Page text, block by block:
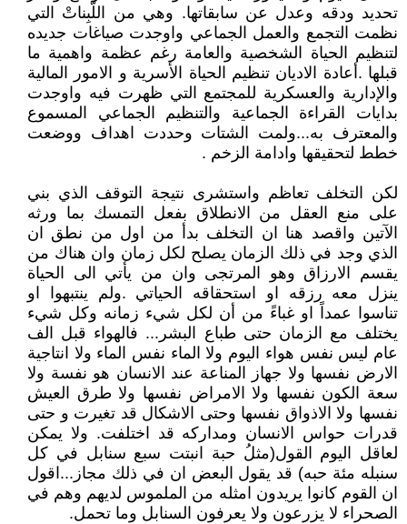
تحديد ودقه وعدل عن سابقاتها. وهي من اللّبِناتْ التي
نظمت التجمع والعمل الجماعي واوجدت صياغات جديده
لتنظيم الحياة الشخصية والعامة رغم عظمة واهمية ما
قبلها .أعادة الاديان تنظيم الحياة الأسرية و الامور المالية
والإدارية والعسكرية للمجتمع التي ظهرت فيه واوجدت
بدايات القراءة الجماعية والتنظيم الجماعي المسموع
والمعترف به...ولمت الشتات وحددت اهداف ووضعت
خطط لتحقيقها وادامة الزخم .
لكن التخلف تعاظم واستشرى نتيجة التوقف الذي بني
على منع العقل من الانطلاق بفعل التمسك بما ورثه
الآتين واقصد هنا ان التخلف بدأ من اول من نطق ان
الذي وجد في ذلك الزمان يصلح لكل زمان وان هناك من
يقسم الارزاق وهو المرتجى وان من يأتي الى الحياة
ينزل معه رزقه او استحقاقه الحياتي .ولم ينتبهوا او
تناسوا عمداً او غباءً من أن لكل شيء زمانه وكل شيء
يختلف مع الزمان حتى طباع البشر... فالهواء قبل الف
عام ليس نفس هواء اليوم ولا الماء نفس الماء ولا انتاجية
الارض نفسها ولا جهاز المناعة عند الانسان هو نفسة ولا
سعة الكون نفسها ولا الامراض نفسها ولا طرق العيش
نفسها ولا الاذواق نفسها وحتى الاشكال قد تغيرت و حتى
قدرات حواس الانسان ومداركه قد اختلفت. ولا يمكن
لعاقل اليوم القول(مثلُ حبة انبتت سبع سنابل في كل
سنبله مئة حبه) قد يقول البعض ان في ذلك مجاز...اقول
ان القوم كانوا يريدون امثله من الملموس لديهم وهم في
الصحراء لا يزرعون ولا يعرفون السنابل وما تحمل.